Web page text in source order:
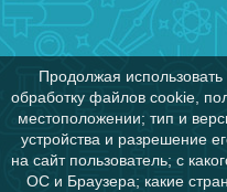
Продолжая
обработку файлов cookie,
местоположении; тип и
устройства и разрешение
на сайт пользователь; с
ОС и Браузера; какие